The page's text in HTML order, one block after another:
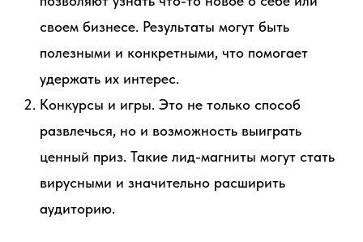
своем бизнесе. Результаты могут быть
полезными и конкретными, что помогает
удержать их интерес.
Конкурсы и игры. Это не только способ
развлечься, но и возможность выиграть
ценный приз. Такие лид-магниты могут стать
вирусными и значительно расширить
аудиторию.